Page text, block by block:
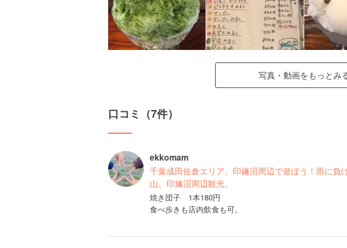
写真・動画をもっとみ
口コミ（7件）
ekkomam
千葉成田佐倉エリア。印旛沼周辺で遊ぼう！雨に負
山、印旛沼周辺観光。
焼き団子 1本180円
食べ歩きも店内飲食も可。